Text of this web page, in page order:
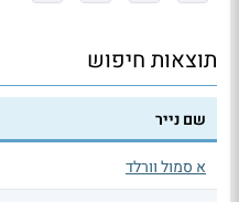
תוצאות חיפוש
שם נייר
א סמול וורלד